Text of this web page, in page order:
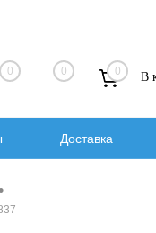
0 0 0 В
Доставка